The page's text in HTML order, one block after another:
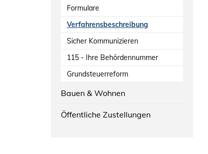
Formulare
Verfahrensbeschreibung
Sicher Kommunizieren
115 - Ihre Behördennummer
Grundsteuerreform
Bauen & Wohnen
Öffentliche Zustellungen